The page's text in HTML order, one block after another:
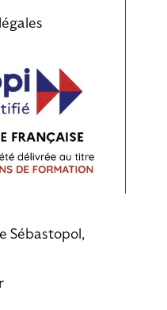
Sébastopol,